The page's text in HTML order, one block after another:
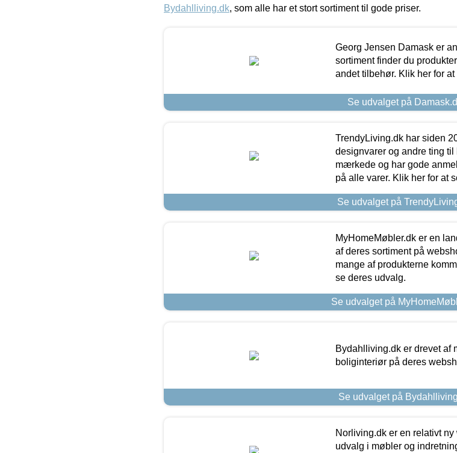
Bydahlliving.dk, som alle har et stort sortiment til gode priser.
Georg Jensen Damask er
sortiment finder du
andet tilbehør. Klik her for
Se udvalget på
TrendyLiving.dk har siden
designvarer og andre ting
mærkede og har gode
på alle varer. Klik her for at
Se udvalget på
MyHomeMøbler.dk er en
af deres sortiment på
mange af produkterne
se deres udvalg.
Se udvalget på
Bydahlliving.dk er drevet af
boliginteriør på deres
Se udvalget på
Norliving.dk er en relativt
udvalg i møbler og